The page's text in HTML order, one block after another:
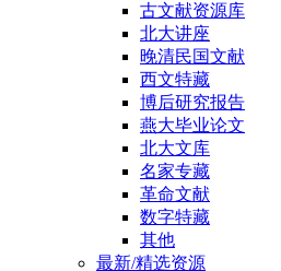
古文献资源库
北大讲座
晚清民国文献
西文特藏
博后研究报告
燕大毕业论文
北大文库
名家专藏
革命文献
数字特藏
其他
最新/精选资源